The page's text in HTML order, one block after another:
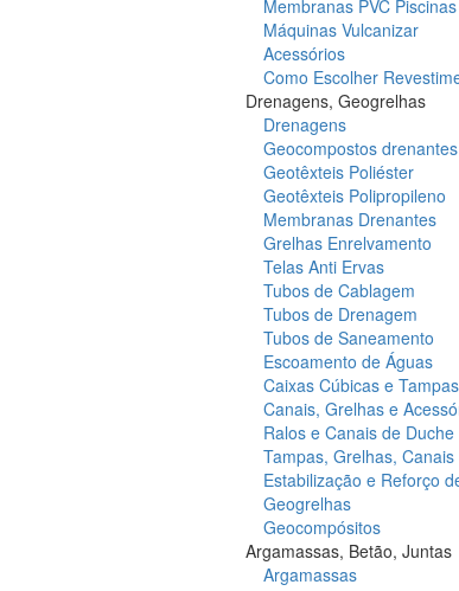
Membranas PVC Piscinas
Máquinas Vulcanizar
Acessórios
Como Escolher
Drenagens, Geogrelhas
Drenagens
Geocompostos drenantes
Geotêxteis Poliéster
Geotêxteis Polipropileno
Membranas Drenantes
Grelhas Enrelvamento
Telas Anti Ervas
Tubos de Cablagem
Tubos de Drenagem
Tubos de Saneamento
Escoamento de Águas
Caixas Cúbicas e Tampas
Canais, Grelhas e
Ralos e Canais de Duche
Tampas, Grelhas,
Estabilização e Reforço
Geogrelhas
Geocompósitos
Argamassas, Betão, Juntas
Argamassas